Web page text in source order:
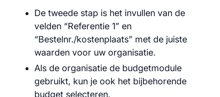
De tweede stap is het invullen van de
velden “Referentie 1” en
“Bestelnr./kostenplaats” met de juiste
waarden voor uw organisatie.
Als de organisatie de budgetmodule
gebruikt, kun je ook het bijbehorende
budget selecteren.